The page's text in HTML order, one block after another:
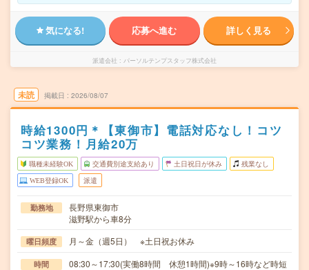
気になる! 応募へ進む 詳しく見る
派遣会社 パーソルテンプスタッフ株式会社
未読 掲載日 2026/08/07
時給1300円＊【東御市】電話対応なし！コツ
コツ業務！月給20万
職種未経験OK 交通費別途支給あり 土日祝日が休み 残業なし
WEB登録OK 派遣
勤務地
長野県東御市
滋野駅から車8分
曜日頻度 月～金（週5日） ※土日祝お休み
時間
08:30～17:30(実働8時間 休憩1時間)※9時～16時など時短